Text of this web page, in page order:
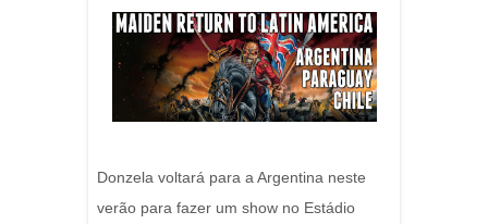
Donzela voltará para a Argentina neste
verão para fazer um show no Estádio